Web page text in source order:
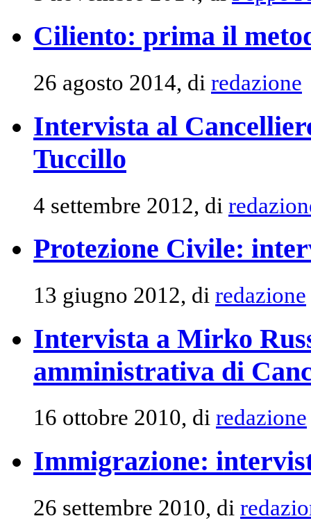
Ciliento: prima il
26 agosto 2014, di redazione
Intervista al
Tuccillo
4 settembre 2012, di
Protezione Civile:
13 giugno 2012, di redazione
Intervista a Mirko
amministrativa di
16 ottobre 2010, di redazione
Immigrazione:
26 settembre 2010, di